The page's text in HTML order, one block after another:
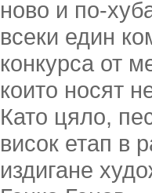
ново и по-
всеки един
конкурса от
които носят
Като цяло,
висок етап в
издигане